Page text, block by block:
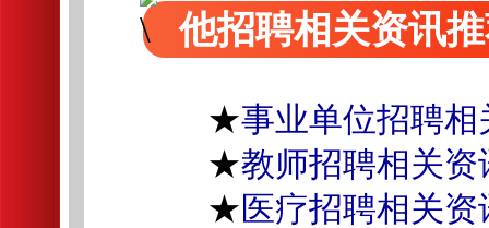
他招聘相关资讯
★事业单位招聘相
★教师招聘相关资
★医疗招聘相关资